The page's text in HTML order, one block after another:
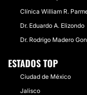
Clínica William R.
Dr. Eduardo A. Elizondo
Dr. Rodrigo Madero
ESTADOS TOP
Ciudad de México
Jalisco